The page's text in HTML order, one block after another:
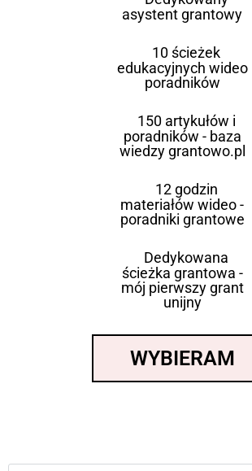
asystent grantowy
10 ścieżek
edukacyjnych wideo
poradników
150 artykułów i
poradników - baza
wiedzy grantowo.pl
12 godzin
materiałów wideo -
poradniki grantowe
Dedykowana
ścieżka grantowa -
mój pierwszy grant
unijny
WYBIERAM